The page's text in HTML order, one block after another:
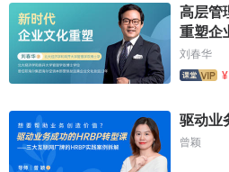
等内容。如果以一个三层的同心
物质文化是最表层的，看得见，摸
化；制度文化是文化的中间层，
形，但具有一定的稳定性；精神文
容看不见摸不着，但却深刻地影
高层管
重塑企
刘春华
¥
驱动业
曾颖